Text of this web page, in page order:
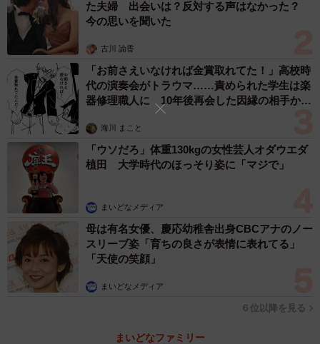
は、よく見られましたか？
「下の子が生後6カ月になった頃から急に大声出したりする
ことがあって、撮影当時はまだ慣れていなかったので驚い
ていました。今は声で驚いて泣くことはないです！ただ、
今はおもちゃを取られて泣いたりするようになりまし
た！」
た夫婦 出会いは？反対する声はなかった？
今の思いを聞いた
古川 諭香
「お前さえいなければ金賞取れてた！」高校時
代の演奏会がトラウマ……責められた学生は楽
器修理職人に 10年後再会した因縁の相手から
思わぬ申し出【漫画】
海川 まこと
「ウソだろ」体重130kgの女性芸人オダウエダ
植田 大学時代のほっそり姿に「マジで」
まいどなメディア
母は有名女優、慶応幼稚舎出身CBCアナのノー
スリーブ姿「育ちの良さが表情に表れてる」
「天使の笑顔」
まいどなメディア
６位以降を見る
まいどなファミリー